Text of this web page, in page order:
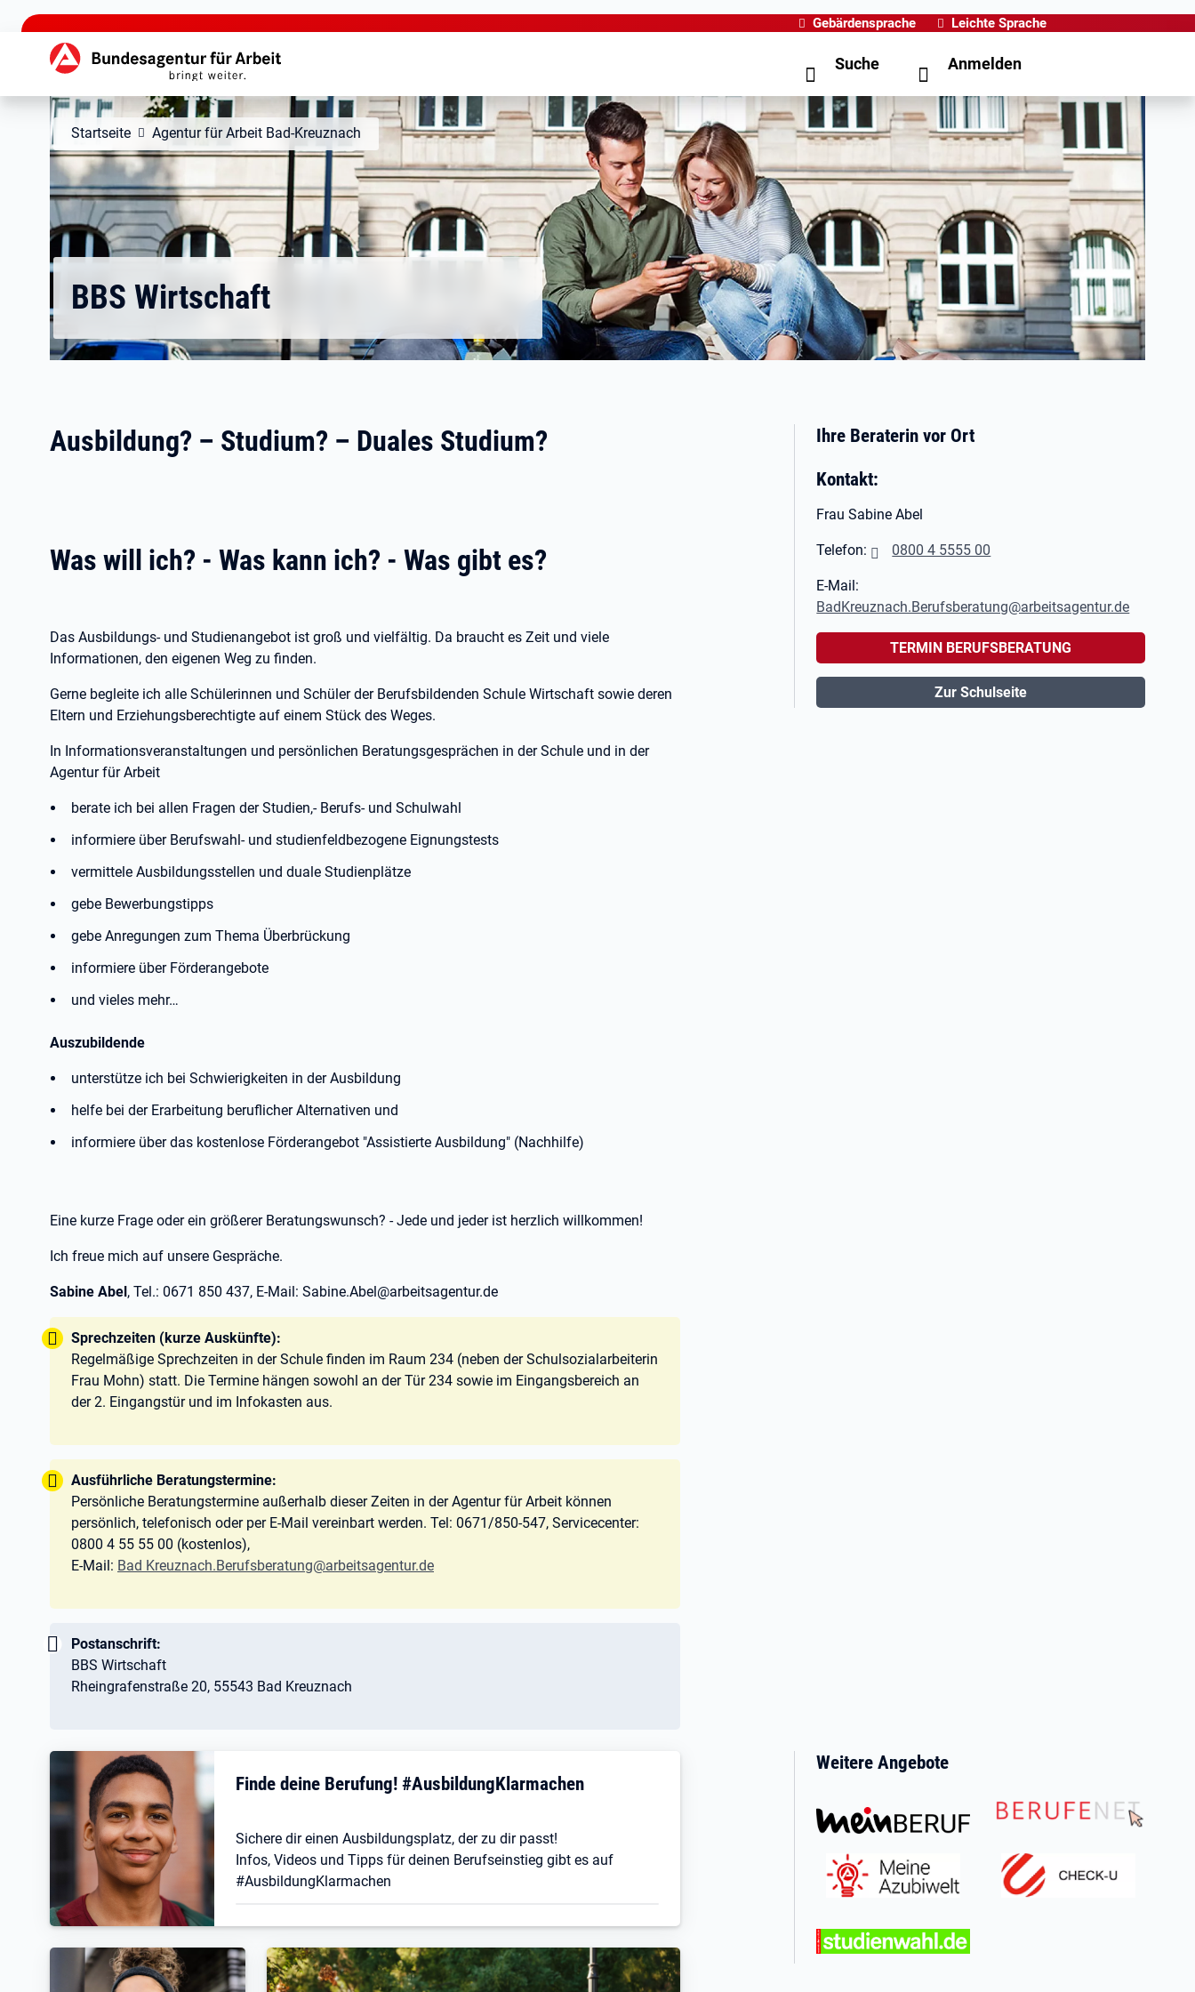
zu den Hauptinhalten springen
Gebärdensprache Leichte Sprache
Hauptnavigation Suche Anmelden
Startseite Agentur für Arbeit Bad-Kreuznach
BBS Wirtschaft
Ausbildung? – Studium? – Duales Studium?
Was will ich? - Was kann ich? - Was gibt es?
Das Ausbildungs- und Studienangebot ist groß und vielfältig. Da braucht es Zeit und viele
Informationen, den eigenen Weg zu finden.
Gerne begleite ich alle Schülerinnen und Schüler der Berufsbildenden Schule Wirtschaft sowie deren
Eltern und Erziehungsberechtigte auf einem Stück des Weges.
In Informationsveranstaltungen und persönlichen Beratungsgesprächen in der Schule und in der
Agentur für Arbeit
berate ich bei allen Fragen der Studien,- Berufs- und Schulwahl
informiere über Berufswahl- und studienfeldbezogene Eignungstests
vermittele Ausbildungsstellen und duale Studienplätze
gebe Bewerbungstipps
gebe Anregungen zum Thema Überbrückung
informiere über Förderangebote
und vieles mehr…
Auszubildende
unterstütze ich bei Schwierigkeiten in der Ausbildung
helfe bei der Erarbeitung beruflicher Alternativen und
informiere über das kostenlose Förderangebot "Assistierte Ausbildung" (Nachhilfe)
Eine kurze Frage oder ein größerer Beratungswunsch? - Jede und jeder ist herzlich willkommen!
Ich freue mich auf unsere Gespräche.
Sabine Abel, Tel.: 0671 850 437, E-Mail: Sabine.Abel@arbeitsagentur.de
Tipp:
Sprechzeiten (kurze Auskünfte):
Regelmäßige Sprechzeiten in der Schule finden im Raum 234 (neben der Schulsozialarbeiterin
Frau Mohn) statt. Die Termine hängen sowohl an der Tür 234 sowie im Eingangsbereich an
der 2. Eingangstür und im Infokasten aus.
Tipp:
Ausführliche Beratungstermine:
Persönliche Beratungstermine außerhalb dieser Zeiten in der Agentur für Arbeit können
persönlich, telefonisch oder per E-Mail vereinbart werden. Tel: 0671/850-547, Servicecenter:
0800 4 55 55 00 (kostenlos),
E-Mail: Bad Kreuznach.Berufsberatung@arbeitsagentur.de
Wichtig:
Postanschrift:
BBS Wirtschaft
Rheingrafenstraße 20, 55543 Bad Kreuznach
Ihre Beraterin vor Ort
Kontakt:
Frau Sabine Abel
Telefon: 0800 4 5555 00
E-Mail:
BadKreuznach.Berufsberatung@arbeitsagentur.de
TERMIN BERUFSBERATUNG
Zur Schulseite
Finde deine Berufung! #AusbildungKlarmachen
Sichere dir einen Ausbildungsplatz, der zu dir passt!
Infos, Videos und Tipps für deinen Berufseinstieg gibt es auf
#AusbildungKlarmachen
Weitere Angebote